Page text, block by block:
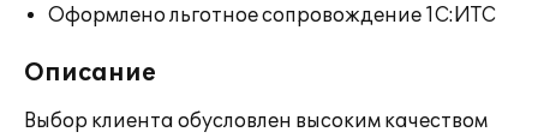
Оформлено льготное сопровождение 1С:ИТС
Описание
Выбор клиента обусловлен высоким качеством